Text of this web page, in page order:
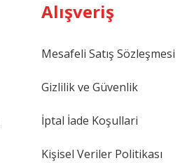
Alışveriş
Mesafeli Satış Sözleşmesi
Gizlilik ve Güvenlik
İptal İade Koşullari
Kişisel Veriler Politikası